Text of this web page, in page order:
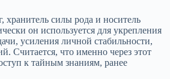
хранитель силы рода и носитель
он используется для укрепления
усиления личной стабильности,
Считается, что именно через этот
к тайным знаниям, ранее